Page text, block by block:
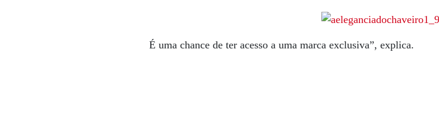
É uma chance de ter acesso a uma marca exclusiva”, explica.